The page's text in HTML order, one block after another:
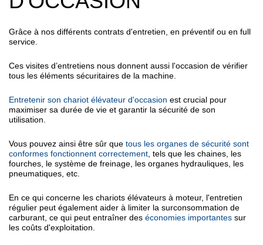
Grâce à nos différents contrats d'entretien, en préventif ou en full
service.
Ces visites d’entretiens nous donnent aussi l'occasion de vérifier
tous les éléments sécuritaires de la machine.
Entretenir son chariot élévateur d'occasion est crucial pour
maximiser sa durée de vie et garantir la sécurité de son
utilisation.
Vous pouvez ainsi être sûr que tous les organes de sécurité sont
conformes fonctionnent correctement, tels que les chaines, les
fourches, le système de freinage, les organes hydrauliques, les
pneumatiques, etc.
En ce qui concerne les chariots élévateurs à moteur, l'entretien
régulier peut également aider à limiter la surconsommation de
carburant, ce qui peut entraîner des économies importantes sur
les coûts d'exploitation.